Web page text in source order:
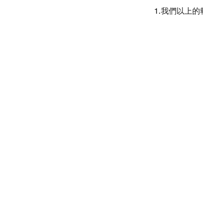
1.我們以上的